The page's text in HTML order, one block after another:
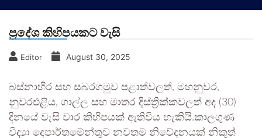
ප්‍රදේශ කිහිපයකට වැසි
Editor August 30, 2025
බස්නාහිර සහ සබරගමුව පළාත්වලත්, මහනුවර,
නුවරඑළිය, ගාල්ල සහ මාතර දිස්ත්‍රික්කවලත් අද (30)
දිනයේ වැසි වාර කිහිපයක් ඇතිවිය හැකියි.කාලගුණ
විද්‍යා දෙපාර්තමේන්තුව නවතම නිවේදනයක් නිකුත්